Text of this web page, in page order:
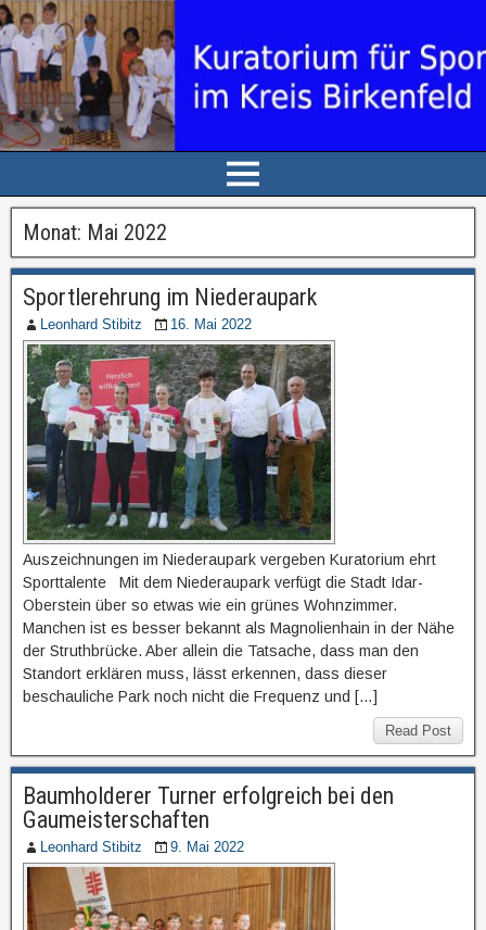
Monat: Mai 2022
Sportlerehrung im Niederaupark
Leonhard Stibitz 16. Mai 2022
Auszeichnungen im Niederaupark vergeben Kuratorium ehrt
Sporttalente Mit dem Niederaupark verfügt die Stadt Idar-
Oberstein über so etwas wie ein grünes Wohnzimmer.
Manchen ist es besser bekannt als Magnolienhain in der Nähe
der Struthbrücke. Aber allein die Tatsache, dass man den
Standort erklären muss, lässt erkennen, dass dieser
beschauliche Park noch nicht die Frequenz und […]
Read Post
Baumholderer Turner erfolgreich bei den
Gaumeisterschaften
Leonhard Stibitz 9. Mai 2022